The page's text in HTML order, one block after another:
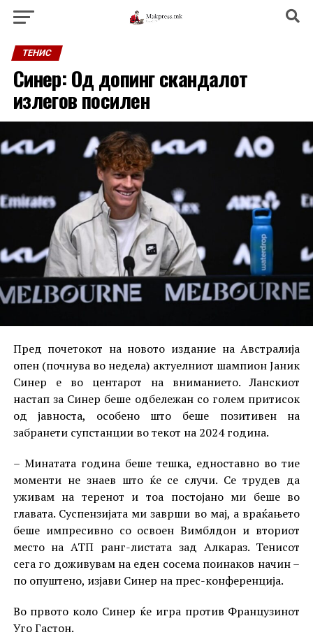
ТЕНИС
Синер: Од допинг скандалот
излегов посилен
Пред почетокот на новото издание на Австралија
опен (почнува во недела) актуелниот шампион Јаник
Синер е во центарот на вниманието. Ланскиот
настап за Синер беше одбележан со голем притисок
од јавноста, особено што беше позитивен на
забранети супстанции во текот на 2024 година.
– Минатата година беше тешка, едноставно во тие
моменти не знаев што ќе се случи. Се трудев да
уживам на теренот и тоа постојано ми беше во
главата. Суспензијата ми заврши во мај, а враќањето
беше импресивно со освоен Вимблдон и вториот
место на АТП ранг-листата зад Алкараз. Тенисот
сега го доживувам на еден сосема поинаков начин –
по опуштено, изјави Синер на прес-конференција.
Во првото коло Синер ќе игра против Французинот
Уго Гастон.